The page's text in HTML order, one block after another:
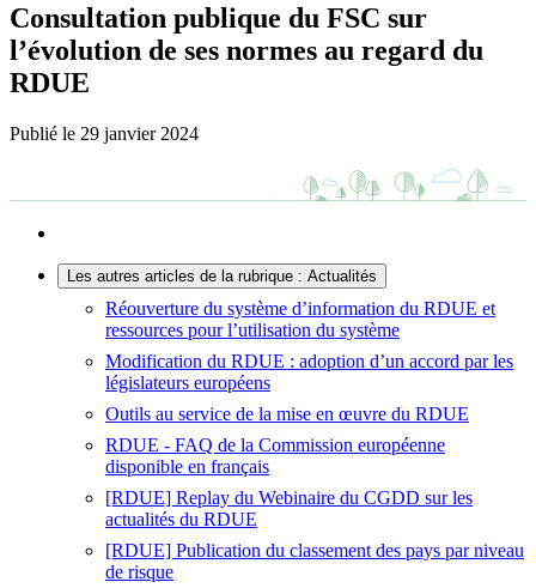
Consultation publique du FSC sur
l’évolution de ses normes au regard du
RDUE
Publié le 29 janvier 2024
Les autres articles de la rubrique : Actualités
Réouverture du système d’information du RDUE et
ressources pour l’utilisation du système
Modification du RDUE : adoption d’un accord par les
législateurs européens
Outils au service de la mise en œuvre du RDUE
RDUE - FAQ de la Commission européenne
disponible en français
[RDUE] Replay du Webinaire du CGDD sur les
actualités du RDUE
[RDUE] Publication du classement des pays par niveau
de risque